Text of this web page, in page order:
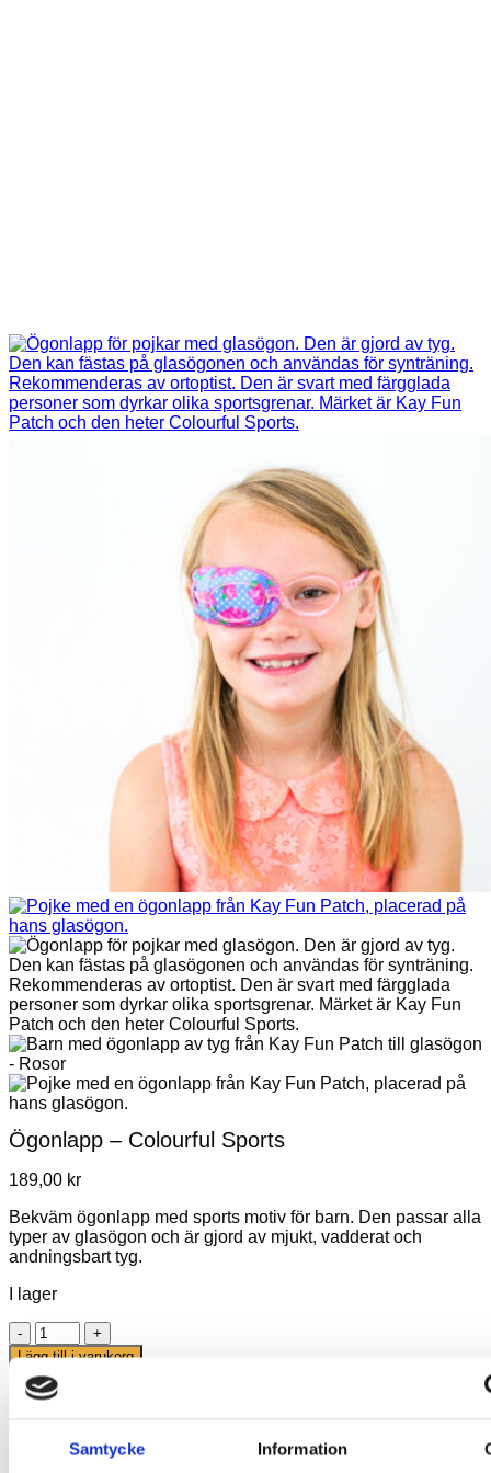
Samtycke Information
Ögonlapp – Colourful Sports
189,00 kr
Bekväm ögonlapp med sports motiv för barn. Den passar alla
typer av glasögon och är gjord av mjukt, vadderat och
andningsbart tyg.
I lager
Ögonlapp
–
Sports
Lägg till i varukorg
Artikelnr:
glasögon
Ytterligare information